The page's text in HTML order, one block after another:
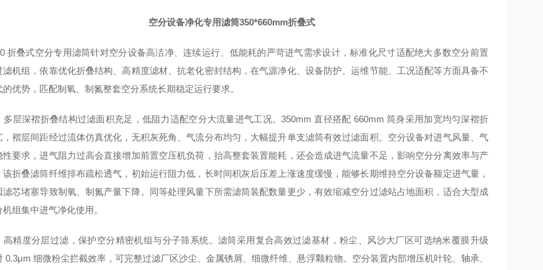
空分设备净化专用滤筒350*660mm折叠式
折叠式空分专用滤筒针对空分设备高洁净、连续运行、低能耗的严苛进气需求设计，标准化尺寸适配绝大多数空分前置
滤机组，依靠优化折叠结构、高精度滤材、抗老化密封结构，在气源净化、设备防护、运维节能、工况适配等方面具备不
的优势，匹配制氧、制氮整套空分系统长期稳定运行要求。
多层深褶折叠结构过滤面积充足，低阻力适配空分大流量进气工况。350mm 直径搭配 660mm 筒身采用加宽均匀深褶折
，褶层间距经过流体仿真优化，无积灰死角、气流分布均匀，大幅提升单支滤筒有效过滤面积。空分设备对进气风量、气
性要求，进气阻力过高会直接增加前置空压机负荷，抬高整套装置能耗，还会造成进气流量不足，影响空分分离效率与产
该折叠滤筒纤维排布疏松透气，初始运行阻力低，长时间积灰后压差上涨速度缓慢，能够长期维持空分设备额定进气量，
滤芯堵塞导致制氧、制氮产量下降。同等处理风量下所需滤筒装配数量更少，有效缩减空分过滤站占地面积，适合大型成
组集中进气净化使用。
高精度分层过滤，保护空分精密机组与分子筛系统。滤筒采用复合高效过滤基材，粉尘、风沙大厂区可选纳米覆膜升级
0.3μm 细微粉尘拦截效率，可完整过滤厂区沙尘、金属锈屑、细微纤维、悬浮颗粒物。空分装置内部增压机叶轮、轴承、